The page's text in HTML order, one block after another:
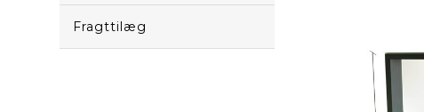
Fragttilæg